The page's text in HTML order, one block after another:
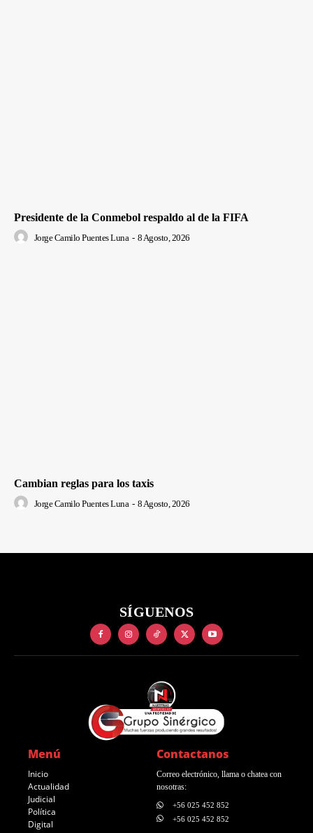
Presidente de la Conmebol respaldo al de la FIFA
Jorge Camilo Puentes Luna - 8 Agosto, 2026
Cambian reglas para los taxis
Jorge Camilo Puentes Luna - 8 Agosto, 2026
SÍGUENOS
Menú
Inicio
Actualidad
Judicial
Política
Digital
Contactanos
Correo electrónico, llama o chatea con
nosotras:
+56 025 452 852
+56 025 452 852